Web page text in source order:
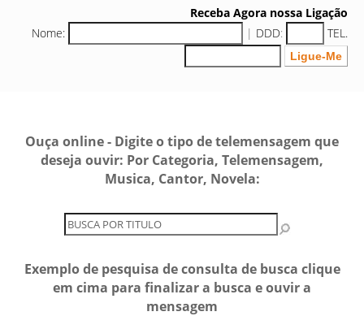
Receba Agora nossa Ligação
Nome:
| DDD: TEL.
Ouça online - Digite o tipo de telemensagem que
deseja ouvir: Por Categoria, Telemensagem,
Musica, Cantor, Novela:
Exemplo de pesquisa de consulta de busca clique
em cima para finalizar a busca e ouvir a
mensagem